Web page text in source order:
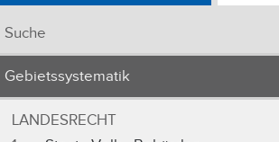
Suche
Gebietssystematik
LANDESRECHT